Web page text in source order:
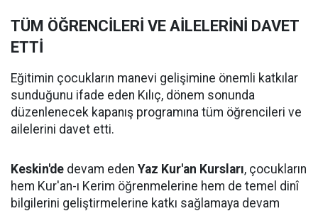
TÜM ÖĞRENCİLERİ VE AİLELERİNİ DAVET
ETTİ
Eğitimin çocukların manevi gelişimine önemli katkılar
sunduğunu ifade eden Kılıç, dönem sonunda
düzenlenecek kapanış programına tüm öğrencileri ve
ailelerini davet etti.
Keskin'de devam eden Yaz Kur'an Kursları, çocukların
hem Kur'an-ı Kerim öğrenmelerine hem de temel dinî
bilgilerini geliştirmelerine katkı sağlamaya devam